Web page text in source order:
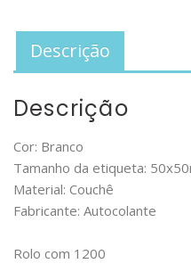
Descrição
Descrição
Cor: Branco
Tamanho da etiqueta:
Material: Couchê
Fabricante: Autocolante
Rolo com 1200